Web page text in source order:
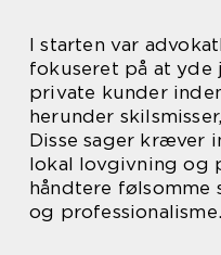
I starten var
fokuseret på at
private kunder
herunder
Disse sager kræver
lokal lovgivning og
håndtere følsomme
og professionalisme.